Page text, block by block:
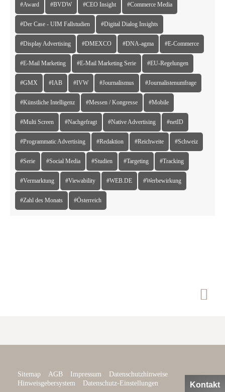
#Award #BVDW #CEO Insight #Commerce Media
#Der Case - UIM Fallstudien #Digital Dialog Insights
#Display Advertising #DMEXCO #DNA-agma #E-Commerce
#E-Mail Marketing #E-Mail Marketing Serie #EU-Regelungen
#GMX #IAB #IVW #Journalismus #Journalistenumfrage
#Künstliche Intelligenz #Messen / Kongresse #Mobile
#Multi Screen #Nachgefragt #Native Advertising #netID
#Programmatic Advertising #Redaktion #Reichweite #Schweiz
#Serie #Social Media #Studien #Targeting #Tracking
#Vermarktung #Viewability #WEB.DE #Werbewirkung
#Zahl des Monats #Österreich

Kontakt

Sitemap AGB Impressum
Datenschutzhinweise
Hinweisgebersystem
Datenschutz-Einstellungen